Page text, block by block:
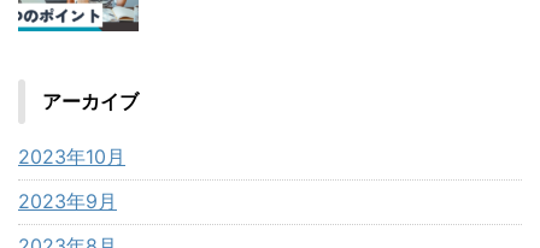
アーカイブ
2023年10月
2023年9月